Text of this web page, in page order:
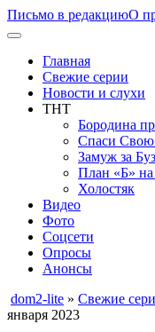
Письмо в редакциюО
Главная
Свежие серии
Новости и слухи
ТНТ
Бородина
Спаси
Замуж за
План «Б»
Холостяк
Видео
Фото
Соцсети
Опросы
Анонсы
dom2-lite » Свежие
января 2023